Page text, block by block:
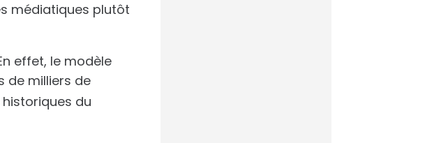
médiatiques plutôt
effet, le modèle
de milliers de
du